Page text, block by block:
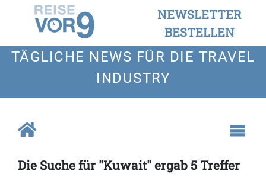
NEWSLETTER
BESTELLEN
TÄGLICHE NEWS FÜR DIE TRAVEL
INDUSTRY
Die Suche für "Kuwait" ergab 5 Treffer